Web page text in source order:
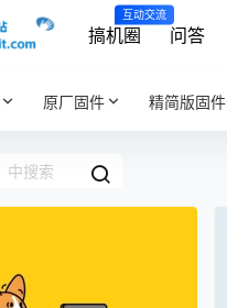
搞机圈
互动交流
问答
原厂固件 精简版固件